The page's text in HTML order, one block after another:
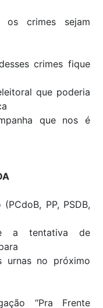
crimes sejam
crimes fique
que poderia
que nos é
PP, PSDB,
a tentativa de
urnas no próximo
“Pra Frente